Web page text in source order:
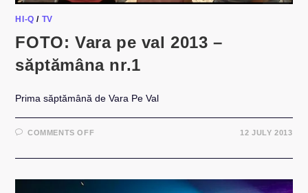
HI-Q / TV
FOTO: Vara pe val 2013 –
săptămâna nr.1
Prima săptămână de Vara Pe Val
COMMENTS OFFON
PE
12 JULY 2013